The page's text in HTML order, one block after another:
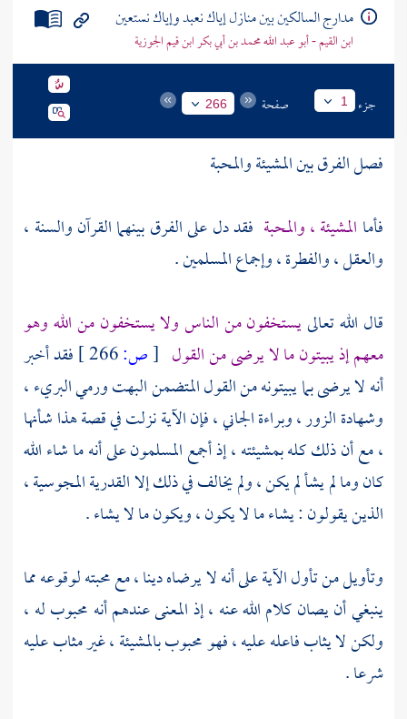
مدارج السالكين بين منازل إياك نعبد وإياك نستعين
ابن القيم - أبو عبد الله محمد بن أبي بكر ابن قيم الجوزية
جزء 1 صفحة 266
فصل الفرق بين المشيئة والمحبة
فأما المشيئة ، والمحبة فقد دل على الفرق بينهما القرآن والسنة ،
والعقل ، والفطرة ، وإجماع المسلمين .
قال الله تعالىيستخفون من الناس ولا يستخفون من الله وهو
معهم إذ يبيتون ما لا يرضى من القول [ص:
فقد أخبر
أنه لا يرضى بما يبيتونه من القول المتضمن البهت ورمي البريء ،
وشهادة الزور ، وبراءة الجاني ، فإن الآية نزلت في قصة هذا شأنها
، مع أن ذلك كله بمشيئته ، إذ أجمع المسلمون على أنه ما شاء الله
كان وما لم يشأ لم يكن ، ولم يخالف في ذلك إلاالقدرية المجوسية ،
الذين يقولون : يشاء ما لا يكون ، ويكون ما لا يشاء .
وتأويل من تأول الآية على أنه لا يرضاه دينا ، مع محبته لوقوعه مما
ينبغي أن يصان كلام الله عنه ، إذ المعنى عندهم أنه محبوب له ،
ولكن لا يثاب فاعله عليه ، فهو محبوب بالمشيئة ، غير مثاب عليه
شرعا .